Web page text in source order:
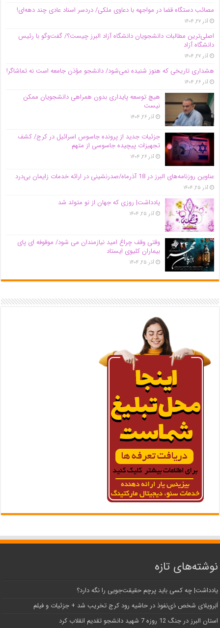
مصائب دستگاه قضا در مواجهه با دعاوی ملکی/ دردسر اسناد عادی چند‌ دهه‌ای!
آذر ۲۷, ۱۴۰۴
اصلی‌ترین مطالبات دانشجویان دانشگاه آزاد البرز چیست؟/ گفت‌وگو با رئیس
دانشگاه آز‌اد
آذر ۲۷, ۱۴۰۴
هشداری تاریخی که هنوز شنیده نمی‌شود/ دانشجو مؤذن جامعه است نه تماشاگر!
آذر ۲۶, ۱۴۰۴
هیچ توسعه پایداری بدون همراهی دانشجویان ممکن
نیست
آذر ۲۶, ۱۴۰۴
جزئیات جدید از پرونده جاسوس اسرائیل در کرج/‌ کشف
تجهیزات پیچیده جاسوسی از متهم
آذر ۲۶, ۱۴۰۴
عناوین روزنامه‌های البرز در ‌18 آذرماه/صدرنشینی در ارائه خدمات زایمان بی‌درد
آذر ۲۵, ۱۴۰۴
یادداشت| روزی که جهان از نو متولد شد
آذر ۲۵, ۱۴۰۴
وقتی وقف چراغ امید نیازمندان می شود/ موقوفه ای پای
بیماران کلیوی ایستاد
آذر ۲۵, ۱۴۰۴
نوشته‌های تازه
یادداشت| ‌چه کسی باید پرچم حقیقت‌جویی را نگه دارد؟
اَبَر‌ویلای شخص ذی‌نفوذ در حاشیه‌ رود کرج تخریب شد + جزئیات و فیلم
استان البرز در جنگ 12 روزه 7 شهید دانشجو تقدیم انقلاب کرد